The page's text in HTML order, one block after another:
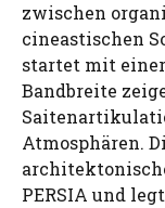
zwischen
cineastischen
startet mit einer
Bandbreite
Atmosphären.
PERSIA und